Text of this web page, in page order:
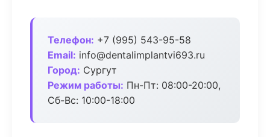
Телефон: +7 (995) 543-95-58
Email: info@dentalimplantvi693.ru
Город: Сургут
Режим работы: Пн-Пт: 08:00-20:00,
Сб-Вс: 10:00-18:00